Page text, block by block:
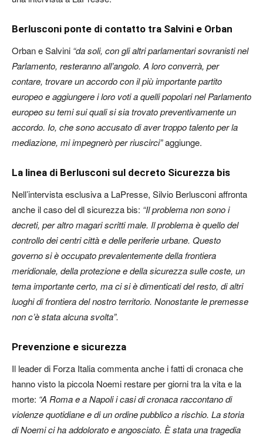
Berlusconi ponte di contatto tra Salvini e Orban
Orban e Salvini “da soli, con gli altri parlamentari sovranisti nel
Parlamento, resteranno all’angolo. A loro converrà, per
contare, trovare un accordo con il più importante partito
europeo e aggiungere i loro voti a quelli popolari nel Parlamento
europeo su temi sui quali si sia trovato preventivamente un
accordo. Io, che sono accusato di aver troppo talento per la
mediazione, mi impegnerò per riuscirci”aggiunge.
La linea di Berlusconi sul decreto Sicurezza bis
Nell’intervista esclusiva a LaPresse, Silvio Berlusconi affronta
anche il caso del dl sicurezza bis: “Il problema non sono i
decreti, per altro magari scritti male. Il problema è quello del
controllo dei centri città e delle periferie urbane. Questo
governo si è occupato prevalentemente della frontiera
meridionale, della protezione e della sicurezza sulle coste, un
tema importante certo, ma ci si è dimenticati del resto, di altri
luoghi di frontiera del nostro territorio. Nonostante le premesse
non c’è stata alcuna svolta”.
Prevenzione e sicurezza
Il leader di Forza Italia commenta anche i fatti di cronaca che
hanno visto la piccola Noemi restare per giorni tra la vita e la
morte: “A Roma e a Napoli i casi di cronaca raccontano di
violenze quotidiane e di un ordine pubblico a rischio. La storia
di Noemi ci ha addolorato e angosciato. È stata una tragedia